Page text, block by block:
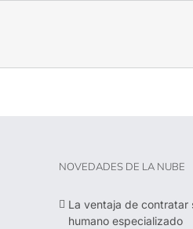
NOVEDADES DE LA NUBE
La ventaja de contratar
humano especializado